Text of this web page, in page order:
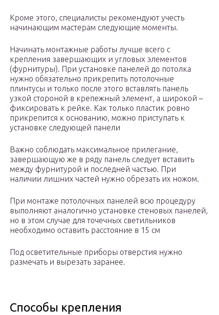
Кроме этого, специалисты рекомендуют учесть
начинающим мастерам следующие моменты.
Начинать монтажные работы лучше всего с
крепления завершающих и угловых элементов
(фурнитуры). При установке панелей до потолка
нужно обязательно прикрепить потолочные
плинтусы и только после этого вставлять панель
узкой стороной в крепежный элемент, а широкой –
фиксировать к рейке. Как только пластик ровно
прикрепится к основанию, можно приступать к
установке следующей панели
Важно соблюдать максимальное прилегание,
завершающую же в ряду панель следует вставить
между фурнитурой и последней частью. При
наличии лишних частей нужно обрезать их ножом.
При монтаже потолочных панелей всю процедуру
выполняют аналогично установке стеновых панелей,
но в этом случае для точечных светильников
необходимо оставить расстояние в 15 см
Под осветительные приборы отверстия нужно
размечать и вырезать заранее.
Способы крепления